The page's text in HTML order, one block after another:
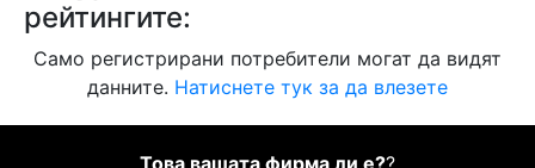
рейтингите:
Само регистрирани потребители могат да видят
данните. Натиснете тук за да влезете